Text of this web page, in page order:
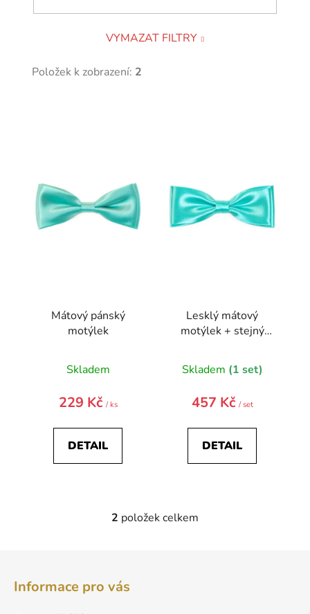
VYMAZAT FILTRY
Položek k zobrazení: 2
Mátový pánský
motýlek
Skladem
229 Kč / ks
DETAIL
Lesklý mátový
motýlek + stejný
Skladem (1 set)
457 Kč / set
DETAIL
O
2 položek celkem
Informace pro vás